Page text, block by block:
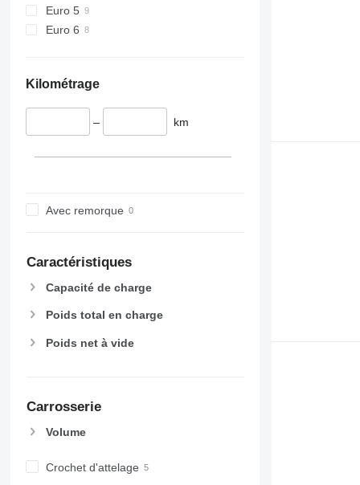
Euro 5
Euro 6
Kilométrage
– km
Avec remorque
Caractéristiques
Capacité de charge
Poids total en charge
Poids net à vide
Carrosserie
Volume
Crochet d'attelage